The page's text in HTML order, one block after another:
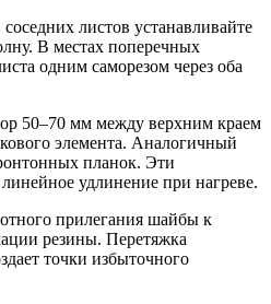
листов устанавливайте
В местах поперечных
одним саморезом через оба
50–70 мм между верхним краем
элемента. Аналогичный
планок. Эти
удлинение при нагреве.
прилегания шайбы к
резины. Перетяжка
точки избыточного